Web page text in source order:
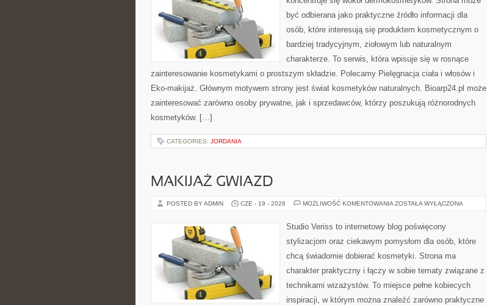
być odbierana jako praktyczne źródło informacji dla
osób, które interesują się produktem kosmetycznym o
bardziej tradycyjnym, ziołowym lub naturalnym
charakterze. To serwis, która wpisuje się w rosnące
zainteresowanie kosmetykami o prostszym składzie. Polecamy Pielęgnacja ciała i włosów i
Eko-makijaż. Głównym motywem strony jest świat kosmetyków naturalnych. Bioarp24.pl może
zainteresować zarówno osoby prywatne, jak i sprzedawców, którzy poszukują różnorodnych
kosmetyków. […]
CATEGORIES: JORDANIA
MAKIJAŻ GWIAZD
POSTED BY ADMIN CZE - 19 - 2026 MOŻLIWOŚĆ KOMENTOWANIA MAKIJAŻ
ZOSTAŁA WYŁĄCZONA
Studio Veriss to internetowy blog poświęcony
stylizacjom oraz ciekawym pomysłom dla osób, które
chcą świadomie dobierać kosmetyki. Strona ma
charakter praktyczny i łączy w sobie tematy związane z
technikami wizażystów. To miejsce pełne kobiecych
inspiracji, w którym można znaleźć zarówno praktyczne